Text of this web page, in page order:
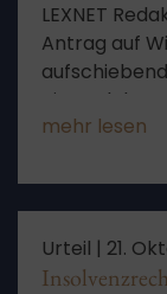
LEXNET
Antrag auf
eines
deaktivierter
Vollziehung
mehr lesen
Urteil | 21.